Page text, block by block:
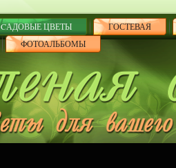
CАДОВЫЕ ЦВЕТЫ
ГОСТЕВАЯ
ФОТОАЛЬБОМЫ